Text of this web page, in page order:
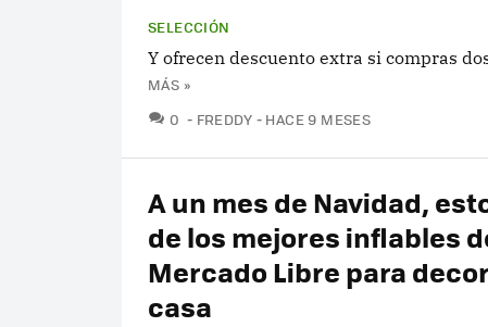
SELECCIÓN
Y ofrecen descuento extra si compras
MÁS »
0 COMENTARIOS
FREDDY HACE 9 MESES
A un mes de Navidad,
de los mejores inflables
Mercado Libre para
casa